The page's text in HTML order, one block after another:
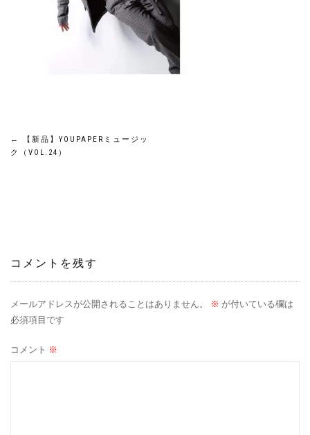
投
ゲ
ー
シ
ョ
←
【新品】YOUPAPERミュージッ
ク（VOL.24）
コメントを残す
メールアドレスが公開されることはありません。 ※ が付いている欄は
必須項目です
コメント ※